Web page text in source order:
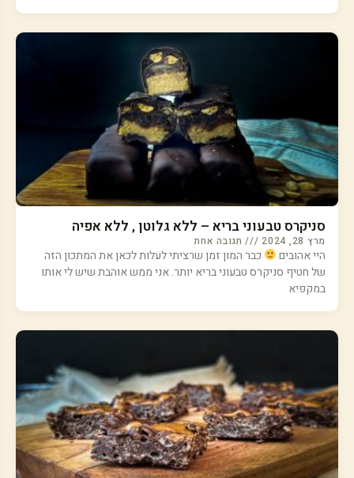
סניקרס טבעוני בריא – ללא גלוטן , ללא אפיה
מרץ 28, 2024 תגובה אחת
היי אהובים
כבר המון זמן שרציתי לעלות לכאן את המתכון הזה
של חטיף סניקרס טבעוני בריא יותר. אני ממש אוהבת שיש לי אותו
במקפיא